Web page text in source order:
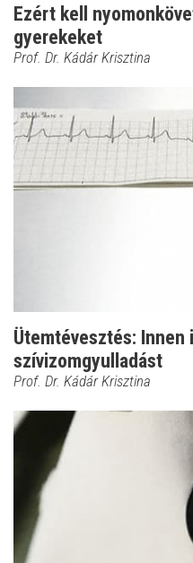
Ezért kell
gyerekeket
Prof. Dr. Kádár Krisztina
Ütemtévesztés: Innen
szívizomgyulladást
Prof. Dr. Kádár Krisztina